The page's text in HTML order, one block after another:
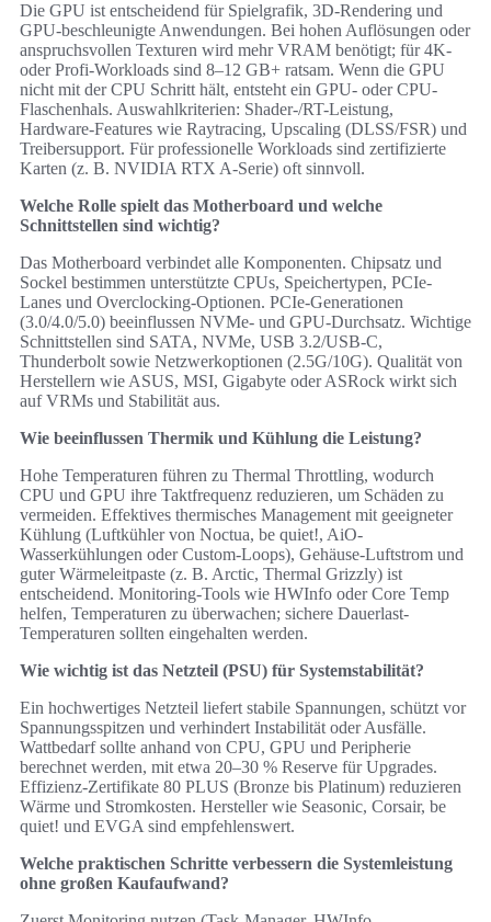
Die GPU ist entscheidend für Spielgrafik, 3D-Rendering und
GPU-beschleunigte Anwendungen. Bei hohen Auflösungen oder
anspruchsvollen Texturen wird mehr VRAM benötigt; für 4K-
oder Profi-Workloads sind 8–12 GB+ ratsam. Wenn die GPU
nicht mit der CPU Schritt hält, entsteht ein GPU- oder CPU-
Flaschenhals. Auswahlkriterien: Shader-/RT-Leistung,
Hardware-Features wie Raytracing, Upscaling (DLSS/FSR) und
Treibersupport. Für professionelle Workloads sind zertifizierte
Karten (z. B. NVIDIA RTX A-Serie) oft sinnvoll.
Welche Rolle spielt das Motherboard und welche
Schnittstellen sind wichtig?
Das Motherboard verbindet alle Komponenten. Chipsatz und
Sockel bestimmen unterstützte CPUs, Speichertypen, PCIe-
Lanes und Overclocking-Optionen. PCIe-Generationen
(3.0/4.0/5.0) beeinflussen NVMe- und GPU-Durchsatz. Wichtige
Schnittstellen sind SATA, NVMe, USB 3.2/USB-C,
Thunderbolt sowie Netzwerkoptionen (2.5G/10G). Qualität von
Herstellern wie ASUS, MSI, Gigabyte oder ASRock wirkt sich
auf VRMs und Stabilität aus.
Wie beeinflussen Thermik und Kühlung die Leistung?
Hohe Temperaturen führen zu Thermal Throttling, wodurch
CPU und GPU ihre Taktfrequenz reduzieren, um Schäden zu
vermeiden. Effektives thermisches Management mit geeigneter
Kühlung (Luftkühler von Noctua, be quiet!, AiO-
Wasserkühlungen oder Custom-Loops), Gehäuse-Luftstrom und
guter Wärmeleitpaste (z. B. Arctic, Thermal Grizzly) ist
entscheidend. Monitoring-Tools wie HWInfo oder Core Temp
helfen, Temperaturen zu überwachen; sichere Dauerlast-
Temperaturen sollten eingehalten werden.
Wie wichtig ist das Netzteil (PSU) für Systemstabilität?
Ein hochwertiges Netzteil liefert stabile Spannungen, schützt vor
Spannungsspitzen und verhindert Instabilität oder Ausfälle.
Wattbedarf sollte anhand von CPU, GPU und Peripherie
berechnet werden, mit etwa 20–30 % Reserve für Upgrades.
Effizienz-Zertifikate 80 PLUS (Bronze bis Platinum) reduzieren
Wärme und Stromkosten. Hersteller wie Seasonic, Corsair, be
quiet! und EVGA sind empfehlenswert.
Welche praktischen Schritte verbessern die Systemleistung
ohne großen Kaufaufwand?